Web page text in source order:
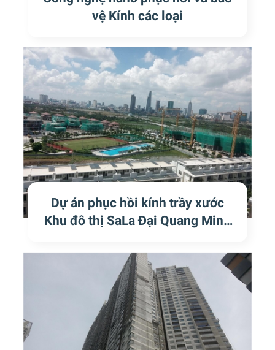
vệ Kính các loại
Dự án phục hồi kính trầy xước
Khu đô thị SaLa Đại Quang Minh